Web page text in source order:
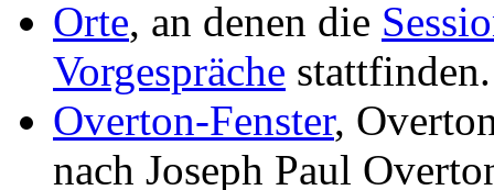
Orte, an denen die
Vorgespräche stattfinden.
Overton-Fenster,
nach Joseph Paul